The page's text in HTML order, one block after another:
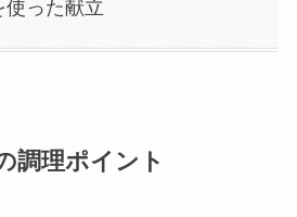
使った献立
調理ポイント